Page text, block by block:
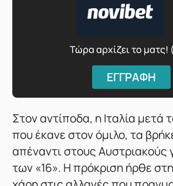
Τώρα αρχίζει το ματς!
ΕΓΓΡΑΦΗ
Στον αντίποδα, η Ιταλία μετά
που έκανε στον όμιλο, τα
απέναντι στους Αυστριακούς
των «16». Η πρόκριση ήρθε